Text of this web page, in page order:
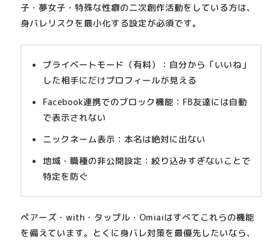
子・夢女子・特殊な性癖の二次創作活動をしている方は、
身バレリスクを最小化する設定が必須です。
プライベートモード（有料）
：自分から「いいね」
した相手にだけプロフィールが見える
Facebook連携でのブロック機能 ：FB友達には自動
で表示されない
ニックネーム表示 ：本名は絶対に出ない
地域・職種の非公開設定 ：絞り込みすぎないことで
特定を防ぐ
ペアーズ・with・タップル・Omiaiはすべてこれらの機能
を備えています。とくに身バレ対策を最優先したいなら、